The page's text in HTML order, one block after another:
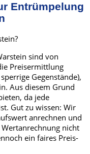
Entrümpelung
sind von
Preisermittlung
Gegenstände),
Aus diesem Grund
da jede
Gut zu wissen: Wir
anrechnen und
nicht
ein faires Preis-